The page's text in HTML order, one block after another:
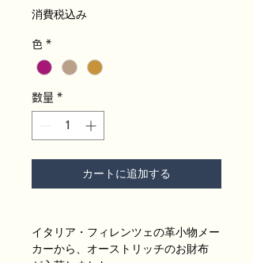
消費税込み
色 *
数量 *
カートに追加する
イタリア・フィレンツェの革小物メー
カーから、オーストリッチのお財布